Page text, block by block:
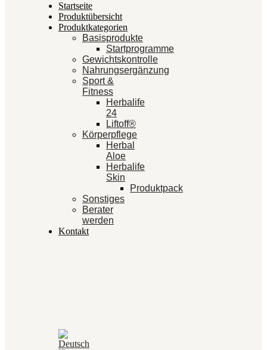
Startseite
Produktübersicht
Produktkategorien
Basisprodukte
Startprogramme
Gewichtskontrolle
Nahrungsergänzung
Sport &
Fitness
Herbalife
24
Liftoff®
Körperpflege
Herbal
Aloe
Herbalife
Skin
Produktpack
Sonstiges
Berater
werden
Kontakt